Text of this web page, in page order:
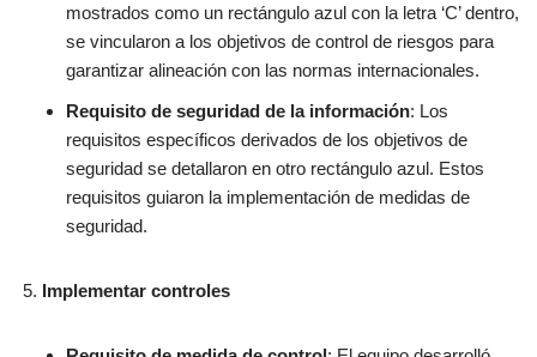
mostrados como un rectángulo azul con la letra ‘C’ dentro,
se vincularon a los objetivos de control de riesgos para
garantizar alineación con las normas internacionales.
Requisito de seguridad de la información: Los
requisitos específicos derivados de los objetivos de
seguridad se detallaron en otro rectángulo azul. Estos
requisitos guiaron la implementación de medidas de
seguridad.
Implementar controles